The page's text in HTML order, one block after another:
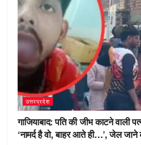
उत्तरप्रदेश
गाजियाबाद: पति की जीभ काटने वाली
‘नामर्द है वो, बाहर आते ही…’, जेल जाने